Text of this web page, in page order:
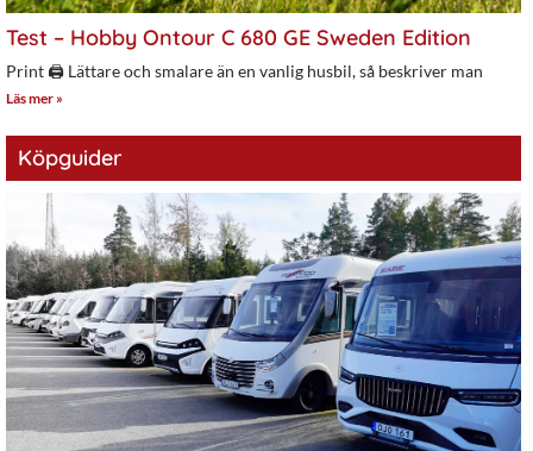
Test – Hobby Ontour C 680 GE Sweden Edition
Print 🖨 Lättare och smalare än en vanlig husbil, så beskriver man
Läs mer »
Köpguider